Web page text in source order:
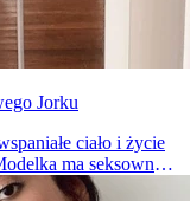
Jorku
ciało i życie
ma seksowne